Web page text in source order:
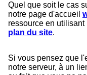
Quel que soit le cas
notre page d'accueil
ressource en
plan du site.
Si vous pensez que
notre serveur, à un